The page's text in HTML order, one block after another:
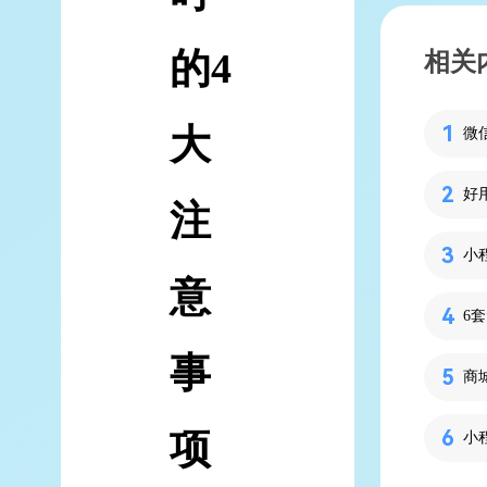
的4
大
注
意
事
项
相关
小
商